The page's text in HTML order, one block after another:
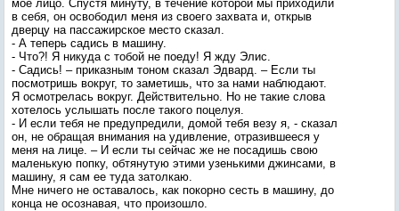
мое лицо. Спустя минуту, в течение которой мы приходили
в себя, он освободил меня из своего захвата и, открыв
дверцу на пассажирское место сказал.
- А теперь садись в машину.
- Что?! Я никуда с тобой не поеду! Я жду Элис.
- Садись! – приказным тоном сказал Эдвард. – Если ты
посмотришь вокруг, то заметишь, что за нами наблюдают.
Я осмотрелась вокруг. Действительно. Но не такие слова
хотелось услышать после такого поцелуя.
- И если тебя не предупредили, домой тебя везу я, - сказал
он, не обращая внимания на удивление, отразившееся у
меня на лице. – И если ты сейчас же не посадишь свою
маленькую попку, обтянутую этими узенькими джинсами, в
машину, я сам ее туда затолкаю.
Мне ничего не оставалось, как покорно сесть в машину, до
конца не осознавая, что произошло.